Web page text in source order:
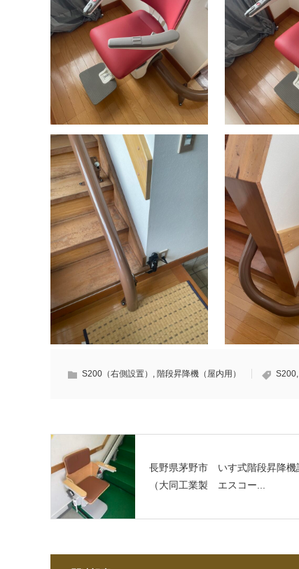
S200（右側設置） , 階段昇降機（屋内用） S200,
長野県茅野市 いす式階段昇降機
（大同工業製 エスコー...